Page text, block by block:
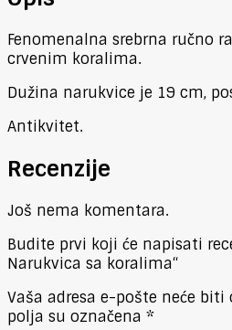
Fenomenalna srebrna ručno
crvenim koralima.
Dužina narukvice je 19 cm,
Antikvitet.
Recenzije
Još nema komentara.
Budite prvi koji će napisati
Narukvica sa koralima“
Vaša adresa e-pošte neće biti
polja su označena *